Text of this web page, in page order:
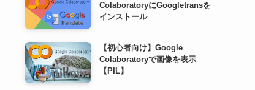
ColaboratoryにGoogletransを
インストール
【初心者向け】Google
Colaboratoryで画像を表示
【PIL】